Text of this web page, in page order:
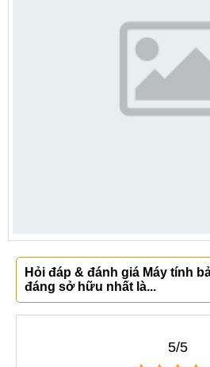
Hỏi đáp & đánh giá Máy tính
đáng sở hữu nhất là...
5/5